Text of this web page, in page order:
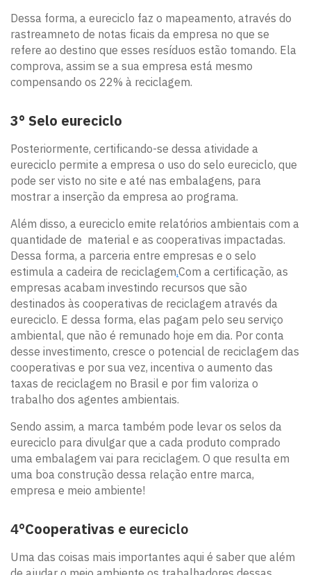
Dessa forma, a eureciclo faz o mapeamento, através do
rastreamneto de notas ficais da empresa no que se
refere ao destino que esses resíduos estão tomando. Ela
comprova, assim se a sua empresa está mesmo
compensando os 22% à reciclagem.
3° Selo eureciclo
Posteriormente, certificando-se dessa atividade a
eureciclo permite a empresa o uso do selo eureciclo, que
pode ser visto no site e até nas embalagens, para
mostrar a inserção da empresa ao programa.
Além disso, a eureciclo emite relatórios ambientais com a
quantidade de material e as cooperativas impactadas.
Dessa forma, a parceria entre empresas e o selo
estimula a cadeira de reciclagem.Com a certificação, as
empresas acabam investindo recursos que são
destinados às cooperativas de reciclagem através da
eureciclo. E dessa forma, elas pagam pelo seu serviço
ambiental, que não é remunado hoje em dia. Por conta
desse investimento, cresce o potencial de reciclagem das
cooperativas e por sua vez, incentiva o aumento das
taxas de reciclagem no Brasil e por fim valoriza o
trabalho dos agentes ambientais.
Sendo assim, a marca também pode levar os selos da
eureciclo para divulgar que a cada produto comprado
uma embalagem vai para reciclagem. O que resulta em
uma boa construção dessa relação entre marca,
empresa e meio ambiente!
4°Cooperativas e eureciclo
Uma das coisas mais importantes aqui é saber que além